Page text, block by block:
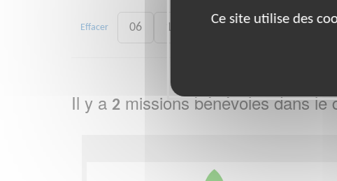
Effacer 06 13 21 30 33 34
Il y a 2 missions bénévoles dans
Ce site utilise des